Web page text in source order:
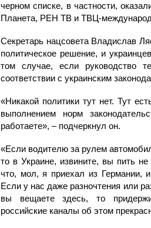
черном списке, в частности,
Планета, РЕН ТВ и ТВЦ-
Секретарь нацсовета Владислав
политическое решение, и
том случае, если руководство
соответствии с украинским
«Никакой политики тут нет. Тут
выполнением норм
работаете», – подчеркнул он.
«Если водителю за рулем
то в Украине, извините, вы пить
что, мол, я приехал из Германии,
Если у нас даже разночтения или
вы вещаете здесь, то
российские каналы об этом